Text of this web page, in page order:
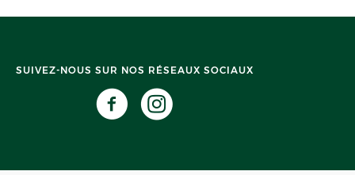
SUIVEZ-NOUS SUR NOS RÉSEAUX SOCIAUX